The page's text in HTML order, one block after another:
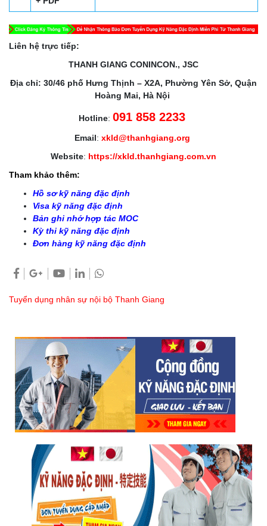
Liên hệ trực tiếp:
THANH GIANG CONINCON., JSC
Địa chỉ: 30/46 phố Hưng Thịnh – X2A, Phường Yên Sở, Quận
Hoàng Mai, Hà Nội
Hotline: 091 858 2233
Email: xkld@thanhgiang.org
Website: https://xkld.thanhgiang.com.vn
Tham khảo thêm:
Hồ sơ kỹ năng đặc định
Visa kỹ năng đặc định
Bản ghi nhớ hợp tác MOC
Kỳ thi kỹ năng đặc định
Đơn hàng kỹ năng đặc định
Tuyển dụng nhân sự nội bộ Thanh Giang